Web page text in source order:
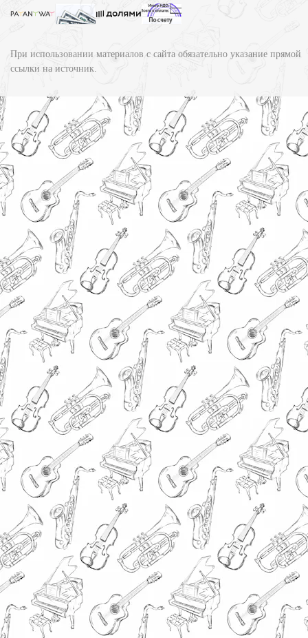
При использовании материалов с сайта обязательно указание прямой
ссылки на источник.